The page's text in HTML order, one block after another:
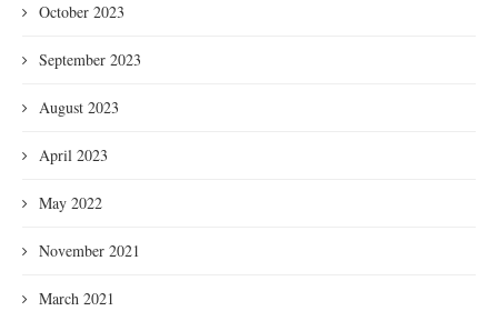
October 2023
September 2023
August 2023
April 2023
May 2022
November 2021
March 2021